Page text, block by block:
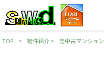
TOP > 物件紹介> 売中古マンショ